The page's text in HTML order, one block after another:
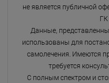
не является публичной
Данные,
использованы для
самолечения. Имеются
требуется
С полным спектром и